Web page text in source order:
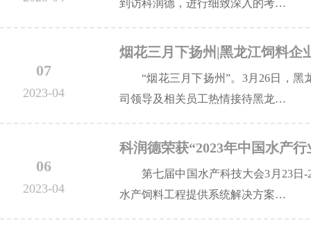
到访科润德，进行细致深入的考…
07
2023-04
烟花三月下扬州|黑龙江饲料企
“烟花三月下扬州”。3月26日，
司领导及相关员工热情接待黑龙…
06
2023-04
科润德荣获“2023年中国水产
第七届中国水产科技大会3月23日
水产饲料工程提供系统解决方案…